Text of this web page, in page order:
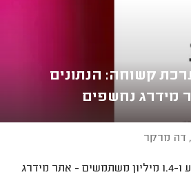
קשוחה: הנתונים
מידרג נחשפים
דה מרקר
עם 11,000 בעלי מקצוע ו-1.4 מיליון משתמשים - אתר מידרג